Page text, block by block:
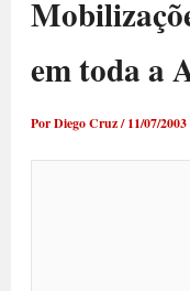
em toda a
PorDiego Cruz/11/07/2003